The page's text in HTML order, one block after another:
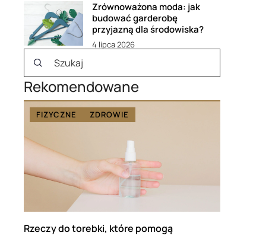
Zrównoważona moda: jak
budować garderobę
przyjazną dla środowiska?
4 lipca 2026
Rekomendowane
FIZYCZNE ZDROWIE
Rzeczy do torebki, które pomogą